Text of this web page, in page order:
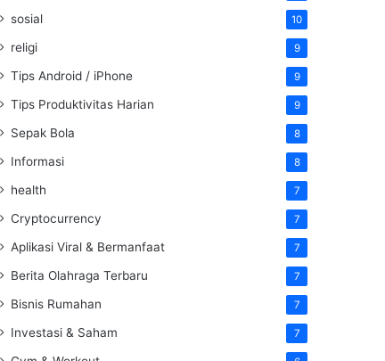
sosial 10
religi 9
Tips Android / iPhone 9
Tips Produktivitas Harian 9
Sepak Bola 8
Informasi 8
health 7
Cryptocurrency 7
Aplikasi Viral & Bermanfaat 7
Berita Olahraga Terbaru 7
Bisnis Rumahan 7
Investasi & Saham 7